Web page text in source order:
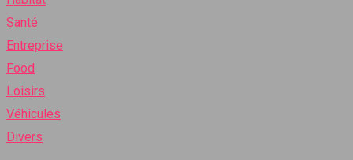
Santé
Entreprise
Food
Loisirs
Véhicules
Divers